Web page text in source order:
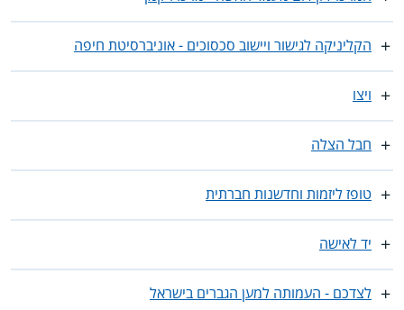
הקליניקה לגישור ויישוב סכסוכים - אוניברסיטת חיפה
ויצו
חבל הצלה
טופז ליזמות וחדשנות חברתית
יד לאישה
לצדכם - העמותה למען הגברים בישראל